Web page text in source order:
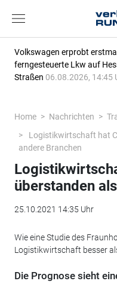
Volkswagen erprobt
ferngesteuerte Lkw auf
Straßen 06.08.2026, 14:45
Home Nachrichten
Logistikwirtschaft hat
andere Branchen
überstanden
25.10.2021 14:35 Uhr
Wie eine Studie des
Logistikwirtschaft besser
Die Prognose sieht